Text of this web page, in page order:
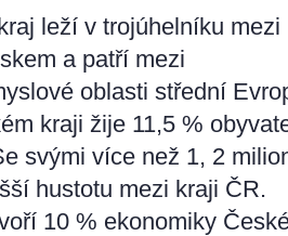
leží v trojúhelníku mezi
a patří mezi
oblasti střední
kraji žije 11,5 %
svými více než 1, 2
hustotu mezi kraji ČR.
10 % ekonomiky